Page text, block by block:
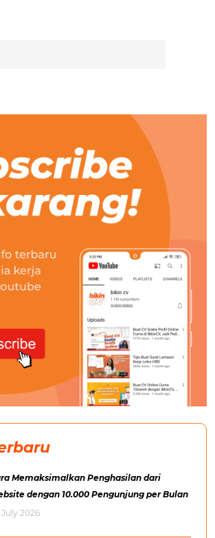
Memaksimalkan Penghasilan dari
dengan 10.000 Pengunjung per Bulan
2026